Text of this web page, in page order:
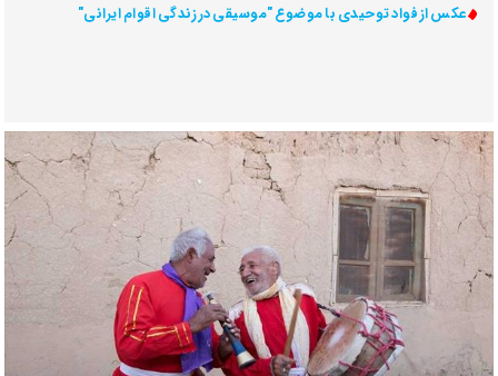
عکس از فواد توحیدی با موضوع "موسیقی در زندگی اقوام ایرانی"